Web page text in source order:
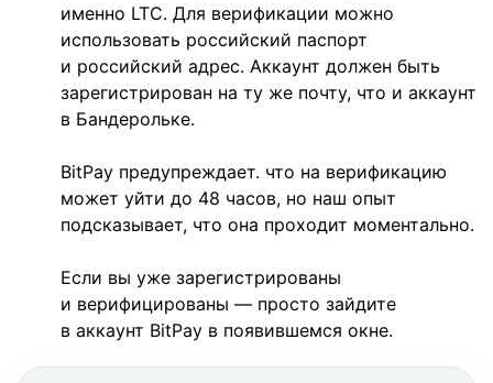
именно LTC. Для верификации можно
использовать российский паспорт
и российский адрес. Аккаунт должен быть
зарегистрирован на ту же почту, что и аккаунт
в Бандерольке.
BitPay предупреждает. что на верификацию
может уйти до 48 часов, но наш опыт
подсказывает, что она проходит моментально.
Если вы уже зарегистрированы
и верифицированы — просто зайдите
в аккаунт BitPay в появившемся окне.